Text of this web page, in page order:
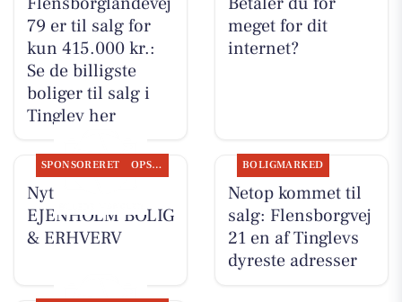
79 er til salg for
kun 415.000 kr.:
Se de billigste
boliger til salg i
Tinglev her
meget for dit
internet?
SPONSORERET OPSLAGSTAVLEN
Nyt fra
EJENHOLM BOLIG
& ERHVERV
BOLIGMARKED
Netop kommet til
salg: Flensborgvej
21 en af Tinglevs
dyreste adresser